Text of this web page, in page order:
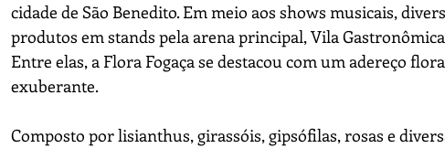
cidade de São Benedito. Em meio aos shows musicais,
produtos em stands pela arena principal, Vila
Entre elas, a Flora Fogaça se destacou com um adereço
exuberante.
Composto por lisianthus, girassóis, gipsófilas, rosas e